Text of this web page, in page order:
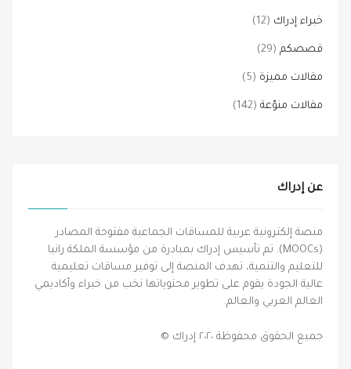
خبراء إدراك (12)
قصصكم (29)
مقالات مميزة (5)
مقالات منوّعة (142)
عن إدراك
منصة إلكترونية عربية للمساقات الجماعية مفتوحة المصادر
(MOOCs). تم تأسيس إدراك بمبادرة من مؤسسة الملكة رانيا
للتعليم والتنمية، تهدف المنصة إلى توفير مساقات تعليمية
عالية الجودة يقوم على تطوير محتوياتها نخب من خبراء وأكاديمي
العالم العربي والعالم.
جميع الحقوق محفوظة ٢٠٢٠ إدراك ©